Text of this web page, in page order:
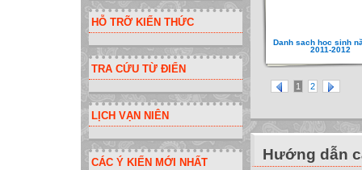
HỖ TRỠ KIẾN THỨC
TRA CỨU TỪ ĐIỂN
LỊCH VẠN NIÊN
CÁC Ý KIẾN MỚI NHẤT
Danh sach hoc sinh
2011-2012
1 2
Hướng dẫn